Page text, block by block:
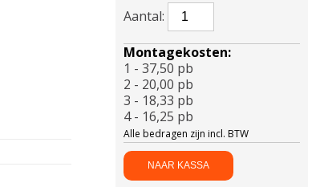
APLUS-
A867
185/75
R16
104R
aantal
NAAR KASSA
Montagekosten:
1 - 37,50 pb
2 - 20,00 pb
3 - 18,33 pb
4 - 16,25 pb
Alle bedragen zijn incl. BTW